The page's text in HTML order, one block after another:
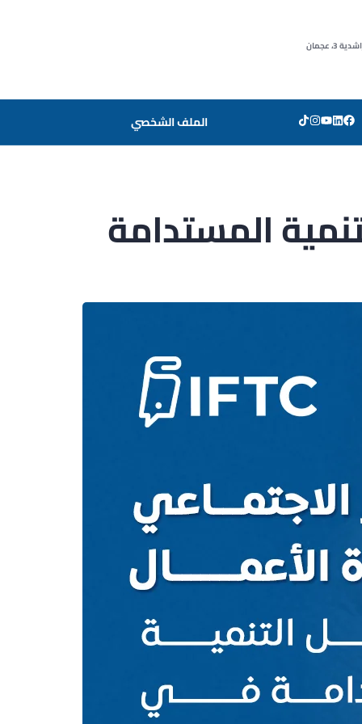
عجمان
الملف الشخصي
المستدامة